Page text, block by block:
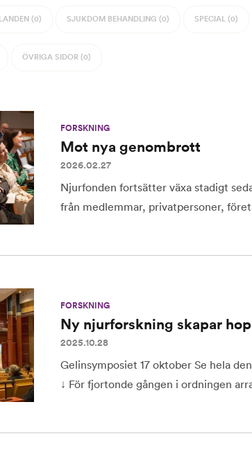
(0) SJUKDOM BEHANDLING (0) SPECIAL (0)
ÖVRIGA SIDOR (0)
FORSKNING
Mot nya genombrott
2026.02.27
Njurfonden fortsätter växa stadigt
från medlemmar, privatpersoner,
FORSKNING
Ny njurforskning skapar
2025.10.28
Gelinsymposiet 17 oktober Se hela
↓ För fjortonde gången i ordningen